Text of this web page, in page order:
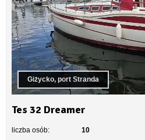
Giżycko, port Stranda
Tes 32 Dreamer
liczba osób:
10